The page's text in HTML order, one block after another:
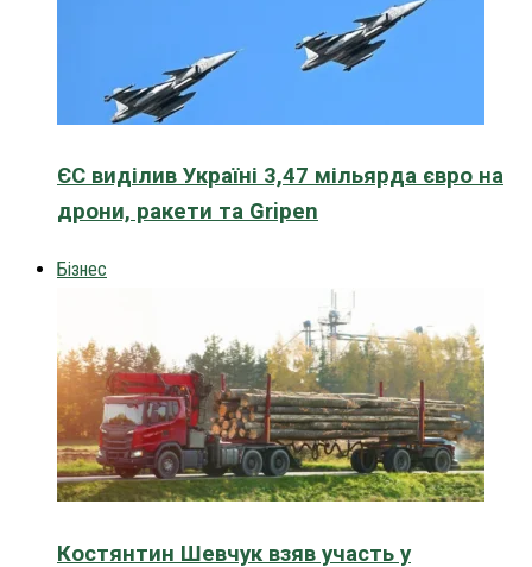
ЄС виділив Україні 3,47 мільярда євро на
дрони, ракети та Gripen
Бізнес
Костянтин Шевчук взяв участь у